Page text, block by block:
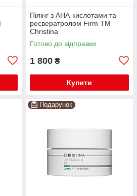
Пілінг з AHA-кислотами та
ресвератролом Firm TM
Christina
Готово до відправки
1 800 ₴
Купити
Подарунок